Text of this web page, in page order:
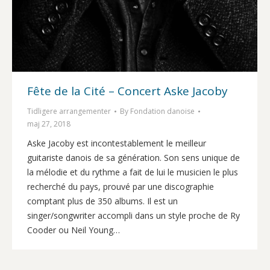
Fête de la Cité – Concert Aske Jacoby
Tidligere arrangementer By Fondation danoise
maj 27, 2018
Aske Jacoby est incontestablement le meilleur
guitariste danois de sa génération. Son sens unique de
la mélodie et du rythme a fait de lui le musicien le plus
recherché du pays, prouvé par une discographie
comptant plus de 350 albums. Il est un
singer/songwriter accompli dans un style proche de Ry
Cooder ou Neil Young…